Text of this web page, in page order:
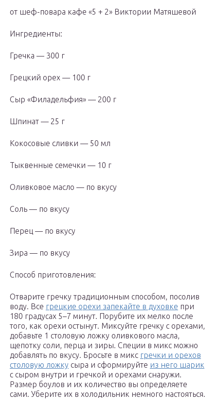
от шеф-повара кафе «5 + 2» Виктории Матяшевой
Ингредиенты:
Гречка — 300 г
Грецкий орех — 100 г
Сыр «Филадельфия» — 200 г
Шпинат — 25 г
Кокосовые сливки — 50 мл
Тыквенные семечки — 10 г
Оливковое масло — по вкусу
Соль — по вкусу
Перец — по вкусу
Зира — по вкусу
Способ приготовления:
Отварите гречку традиционным способом, посолив
воду. Все грецкие орехи запекайте в духовке при
180 градусах 5–7 минут. Порубите их мелко после
того, как орехи остынут. Миксуйте гречку с орехами,
добавьте 1 столовую ложку оливкового масла,
щепотку соли, перца и зиры. Специи в микс можно
добавлять по вкусу. Бросьте в микс гречки и орехов
столовую ложку сыра и сформируйте из него шарик
с сыром внутри и гречкой и орехами снаружи.
Размер боулов и их количество вы определяете
сами. Уберите их в холодильник немного настояться.